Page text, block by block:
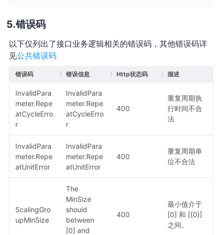
错误码
以下仅列出了接口业务逻辑相关的错误码，其他错误码详
见公共错误码
错误码 错误信息 Http状态码 描述
InvalidPara
meter.Repe
atCycleErro
r
InvalidPara
meter.Repe
atCycleErro
r
400
重复周期执
行时间不合
法
InvalidPara
meter.Repe
atUnitError
InvalidPara
meter.Repe
atUnitError
400
重复周期单
位不合法
ScalingGro
upMinSize
The
MinSize
should
between
[0] and
400
最小值介于
[0] 和 [{0}]
之间。